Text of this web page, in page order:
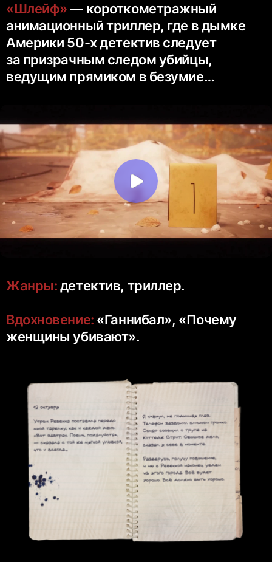
«Шлейф»— короткометражный
анимационный триллер, где в дымке
Америки 50-х детектив следует
за призрачным следом убийцы,
ведущим прямиком в безумие…
Жанры:детектив, триллер.
Вдохновение: «Ганнибал», «Почему
женщины убивают».